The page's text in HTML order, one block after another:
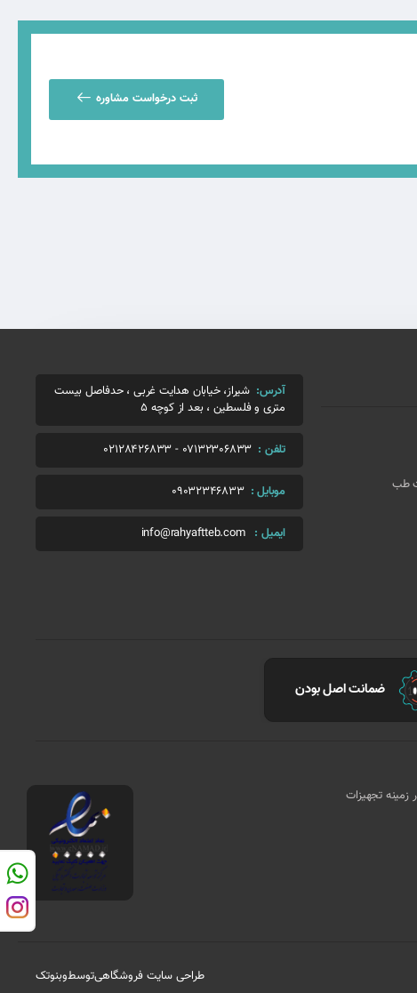
ثبت درخواست مشاوره
طب
آدرس: شیراز، خیابان هدایت غربی ، حدفاصل بیست
متری و فلسطین ، بعد از کوچه 5
تلفن : 07132306833
-
02128426833
موبایل : 09032346833
ایمیل : info@rahyaftteb.com
ضمانت اصل بودن
زمینه تجهیزات
طراحی سایت فروشگاهیتوسطوبنوتک